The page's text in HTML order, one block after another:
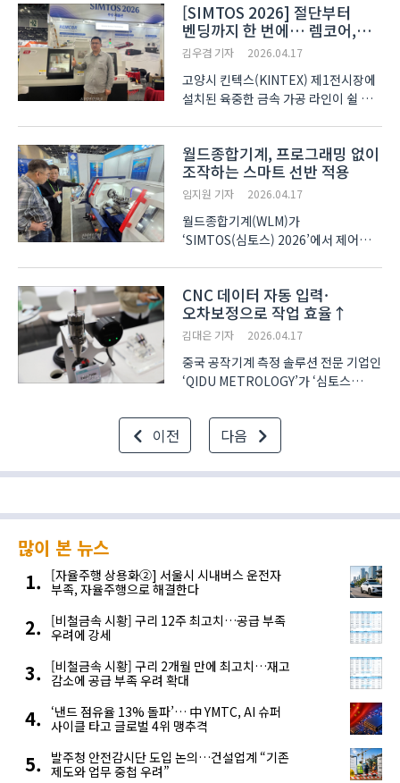
3D프린터와 적층제조 기술력을
선보였다. 이번 전시회에서 소개한
장비는 최대 가로·세로 1.5m 크기의
금속 제품을 생산할 ..
[SIMTOS 2026] 절단부터
벤딩까지 한 번에… 렘코어,
공정 통합 가공 솔루션 출격
김우겸 기자 2026.04.17
고양시 킨텍스(KINTEX) 제1전시장에
설치된 육중한 금속 가공 라인이 쉴 새
벤더가 이를 정교하게 굽혀 완성된
부품을 뱉어낸다. 과거에는 절단, 선삭,
벤딩 공정마다 각각..
월드종합기계, 프로그래밍 없이
조작하는 스마트 선반 적용
임지원 기자 2026.04.17
월드종합기계(WLM)가
‘SIMTOS(심토스) 2026’에서 제어
기존 범용 선반의 직관적인 조작성과
CNC 선반의 정밀함을 결합했다.
김향수 월드종합기계 대표는
‘프로그래밍..
CNC 데이터 자동 입력·
오차보정으로 작업 효율↑
김대은 기자 2026.04.17
중국 공작기계 측정 솔루션 전문 기업인
‘QIDU METROLOGY’가 ‘심토스
서울국제생산제조기술전)’에서 CNC
장비에 쓰이는 프로브 장치를 출품했다.
프로브는 장비의 가공 정밀도를
향상하는 측정기다. 스핀들에 장착한 뒤
이전 다음
많이 본 뉴스
[자율주행 상용화②] 서울시 시내버스 운전자
부족, 자율주행으로 해결한다
[비철금속 시황] 구리 12주 최고치…공급 부족
우려에 강세
[비철금속 시황] 구리 2개월 만에 최고치…재고
감소에 공급 부족 우려 확대
‘낸드 점유율 13% 돌파’… 中 YMTC, AI 슈퍼
사이클 타고 글로벌 4위 맹추격
발주청 안전감시단 도입 논의…건설업계 “기존
제도와 업무 중첩 우려”